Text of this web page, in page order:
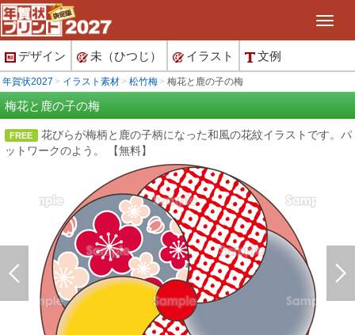
デザイン 未（ひつじ） イラスト 文例
年賀状2027 イラスト素材 松竹梅 梅花と鹿の子の梅
梅花と鹿の子の梅
FREE 花びらが梅柄と鹿の子柄になった和風の花紋イラストです。パ
ットワークのよう。 【無料】